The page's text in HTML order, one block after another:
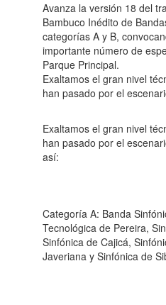
Avanza la versión 18 del
Bambuco Inédito de
categorías A y B,
importante número de
Parque Principal.
Exaltamos el gran nivel
han pasado por el
Exaltamos el gran nivel
han pasado por el
así:
Categoría A: Banda
Tecnológica de Pereira,
Sinfónica de Cajicá,
Javeriana y Sinfónica de